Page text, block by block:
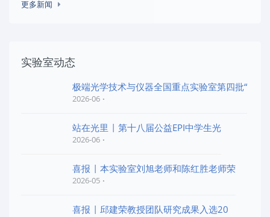
更多新闻
实验室动态
极端光学技术与仪器全国重点实验室第四批“
2026-06
站在光里 | 第十八届公益EPI中学生光
2026-06
喜报 | 本实验室刘旭老师和陈红胜老师荣
2026-05
喜报 | 邱建荣教授团队研究成果入选20